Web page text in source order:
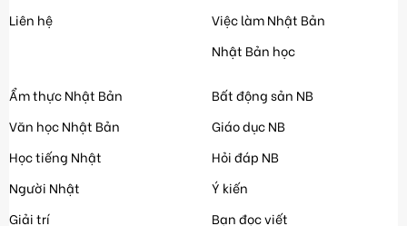
Liên hệ
Việc làm Nhật Bản
Nhật Bản học
Ẩm thực Nhật Bản
Văn học Nhật Bản
Học tiếng Nhật
Người Nhật
Giải trí
Bất động sản NB
Giáo dục NB
Hỏi đáp NB
Ý kiến
Bạn đọc viết